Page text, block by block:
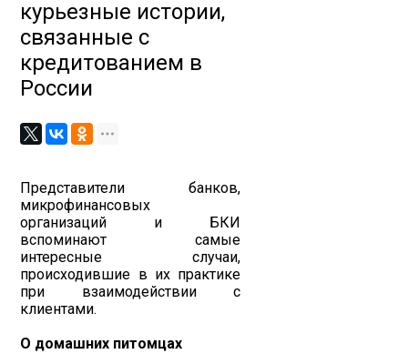
курьезные истории,
связанные с
кредитованием в
России
Представители банков,
микрофинансовых
организаций и БКИ
вспоминают самые
интересные случаи,
происходившие в их практике
при взаимодействии с
клиентами.
О домашних питомцах